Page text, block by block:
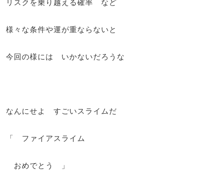
様々な条件や運が重ならないと
今回の様には いかないだろうな
なんにせよ すごいスライムだ
「 ファイアスライム
おめでとう 」